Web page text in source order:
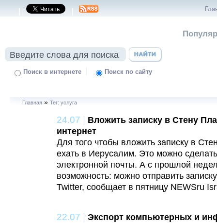
| |
Поиск в интернете | Поиск по сайту
Главная » Тег: услуга
24.07 | Вложить записку в Стену
интернет
Для того чтобы вложить записку в
ехать в Иерусалим. Это можно
электронной почты. А с прошлой
возможность: можно отправить
Twitter, сообщает в пятницу NEWSru
22.07 | Экспорт компьютерных и